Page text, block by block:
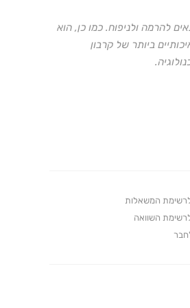
להרמה ולניפוח. כמו כן, הוא
ביותר של קרבון